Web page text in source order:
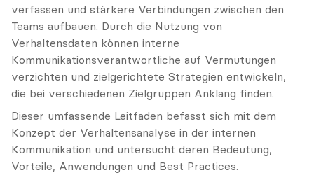
verfassen und stärkere Verbindungen zwischen den
Teams aufbauen. Durch die Nutzung von
Verhaltensdaten können interne
Kommunikationsverantwortliche auf Vermutungen
verzichten und zielgerichtete Strategien entwickeln,
die bei verschiedenen Zielgruppen Anklang finden.
Dieser umfassende Leitfaden befasst sich mit dem
Konzept der Verhaltensanalyse in der internen
Kommunikation und untersucht deren Bedeutung,
Vorteile, Anwendungen und Best Practices.